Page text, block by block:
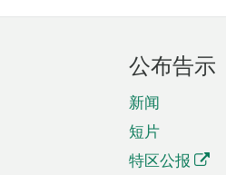
公布告示
新闻
短片
特区公报